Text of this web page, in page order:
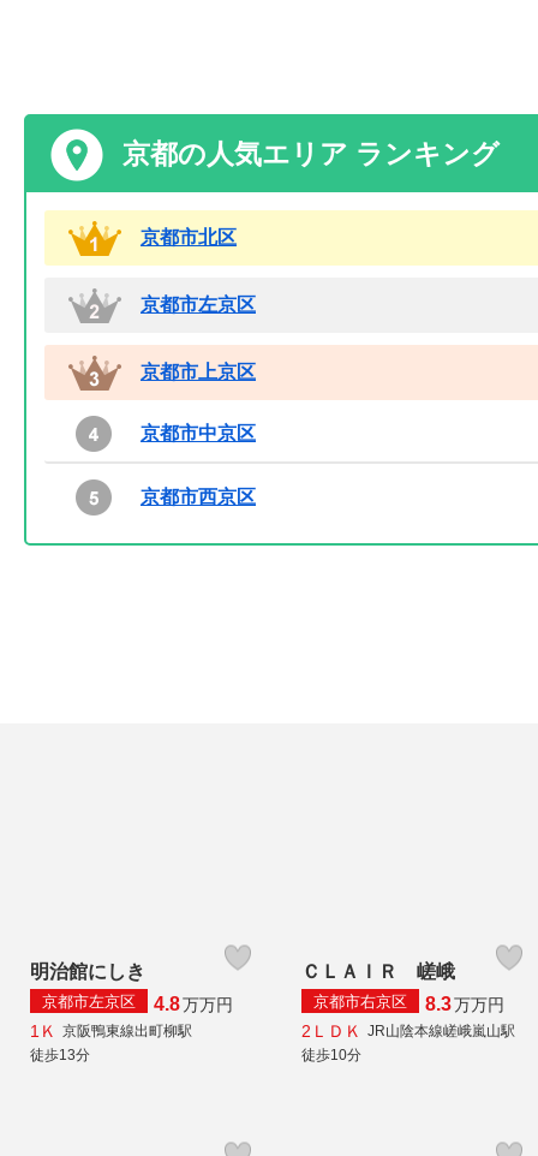
京都の人気エリア ランキング
京都市北区
京都市左京区
京都市上京区
京都市中京区
京都市西京区
明治館にしき
京都市左京区 4.8万万円
1Ｋ
京阪鴨東線出町柳駅
徒歩13分
ＣＬＡＩＲ 嵯峨
京都市右京区 8.3万万円
2ＬＤＫ
JR山陰本線嵯峨嵐山駅
徒歩10分